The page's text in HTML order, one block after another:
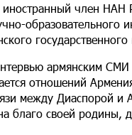
член НАН
армянским
отношений
между Диаспорой и
благо своей родины,